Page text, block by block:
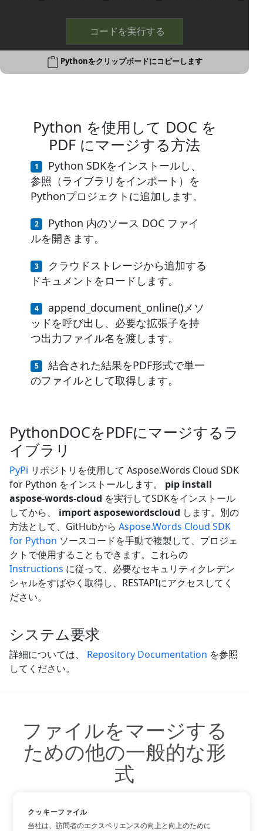
コードを実行する
Pythonをクリップボードにコピーします
Python を使用して DOC を
PDF にマージする方法
Python SDKをインストールし、
参照（ライブラリをインポート）を
Pythonプロジェクトに追加します。
Python 内のソース DOC ファイ
ルを開きます。
クラウドストレージから追加する
ドキュメントをロードします。
append_document_online()メソ
ッドを呼び出し、必要な拡張子を持
つ出力ファイル名を渡します。
結合された結果をPDF形式で単一
のファイルとして取得します。
PythonDOCをPDFにマージするラ
イブラリ
PyPi リポジトリを使用して Aspose.Words Cloud SDK
for Python をインストールします。 pip install
aspose-words-cloud を実行してSDKをインストール
してから、 import asposewordscloud します。別の
方法として、GitHubから Aspose.Words Cloud SDK
for Python ソースコードを手動で複製して、プロジェ
クトで使用することもできます。これらの
Instructions に従って、必要なセキュリティクレデン
シャルをすばやく取得し、RESTAPIにアクセスしてく
ださい。
システム要求
詳細については、 Repository Documentation を参照
してください。
ファイルをマージする
ための他の一般的な形
式
他の一般的な形式を使用できます。
クッキーファイル
当社は、訪問者のエクスペリエンスの向上と向上のために